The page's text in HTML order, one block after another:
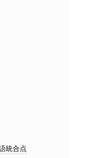
統合点